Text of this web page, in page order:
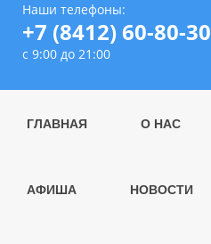
Наши телефоны:
+7 (8412) 60-80-30
с 9:00 до 21:00
ГЛАВНАЯ О НАС
АФИША НОВОСТИ